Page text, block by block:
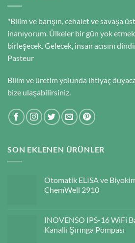
"Bilim ve barışın, cehalet ve savaşa
inanıyorum. Ülkeler bir gün yok
birleşecek. Gelecek, insan acısını
Pasteur
Bilim ve üretim yolunda ihtiyaç
bize ulaşabilirsiniz.
SON EKLENEN ÜRÜNLER
Otomatik ELISA ve
ChemWell 2910
INOVENSO IPS-16 WiFi
Kanallı Şırınga Pompası